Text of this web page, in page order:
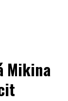
Mikina